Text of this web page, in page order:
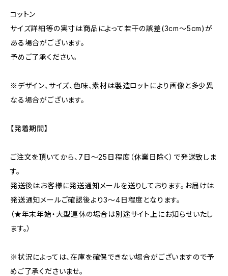
コットン
サイズ詳細等の実寸は商品によって若干の誤差(3cm〜5cm)が
ある場合がございます。
予めご了承ください。
※デザイン、サイズ、色味、素材は製造ロットにより画像と多少異
なる場合がございます。
【発着期間】
ご注文を頂いてから、7日〜25日程度（休業日除く）で発送致しま
す。
発送後はお客様に発送通知メールを送りしております。お届けは
発送通知メールご確認後より3〜4日程度となります。
（★年末年始・大型連休の場合は別途サイト上にお知らせいたし
ます。）
※状況によっては、在庫を確保できない場合がございますので予
めご了承くださいませ。